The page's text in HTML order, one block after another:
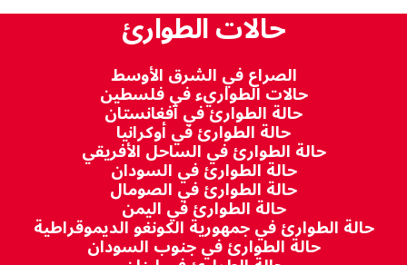
حالات الطوارئ
الصراع في الشرق الأوسط
حالات الطواريء في فلسطين
حالة الطوارئ في أفغانستان
حالة الطوارئ في أوكرانيا
حالة الطوارئ في الساحل الأفريقي
حالة الطوارئ في السودان
حالة الطوارئ في الصومال
حالة الطوارئ في اليمن
حالة الطوارئ في جمهورية الكونغو الديموقراطية
حالة الطوارئ في جنوب السودان